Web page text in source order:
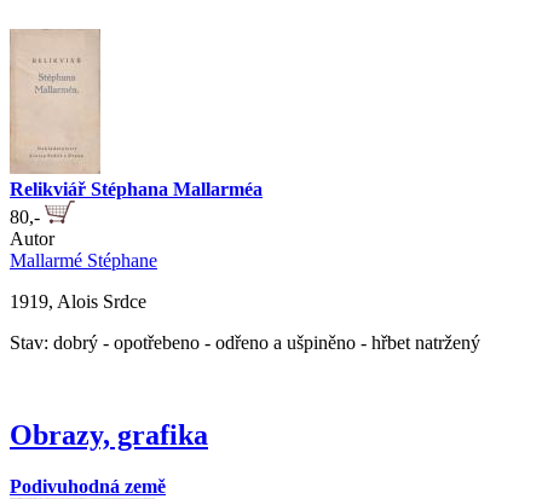
Relikviář Stéphana Mallarméa
80,-
Autor
Mallarmé Stéphane
1919, Alois Srdce
Stav: dobrý - opotřebeno - odřeno a ušpiněno - hřbet natržený
Obrazy, grafika
Podivuhodná země